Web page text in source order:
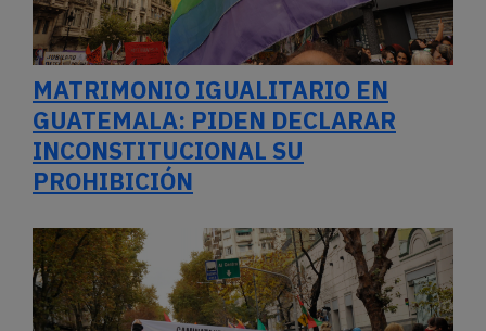
MATRIMONIO IGUALITARIO EN
GUATEMALA: PIDEN DECLARAR
INCONSTITUCIONAL SU
PROHIBICIÓN